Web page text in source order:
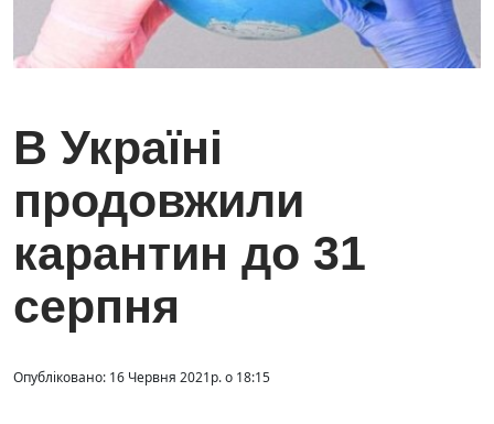
В Україні
продовжили
карантин до 31
серпня
Опубліковано: 16 Червня 2021р. о 18:15